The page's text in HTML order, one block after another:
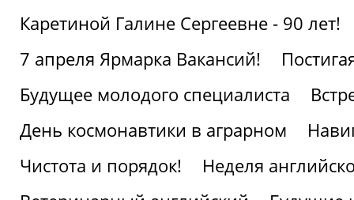
Каретиной Галине Сергеевне - 90 лет!
7 апреля Ярмарка Вакансий!
Будущее молодого специалиста
День космонавтики в аграрном
Чистота и порядок!
Неделя